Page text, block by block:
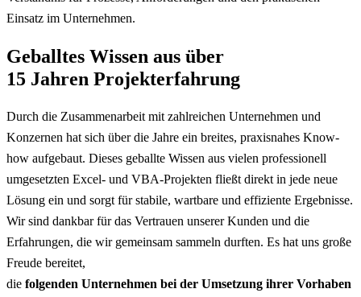
Einsatz im Unternehmen.
Geballtes Wissen aus über
15 Jahren Projekterfahrung
Durch die Zusammenarbeit mit zahlreichen Unternehmen und
Konzernen hat sich über die Jahre ein breites, praxisnahes Know-
how aufgebaut. Dieses geballte Wissen aus vielen professionell
umgesetzten Excel- und VBA-Projekten fließt direkt in jede neue
Lösung ein und sorgt für stabile, wartbare und effiziente Ergebnisse.
Wir sind dankbar für das Vertrauen unserer Kunden und die
Erfahrungen, die wir gemeinsam sammeln durften. Es hat uns große
Freude bereitet,
die folgenden Unternehmen bei der Umsetzung ihrer Vorhaben